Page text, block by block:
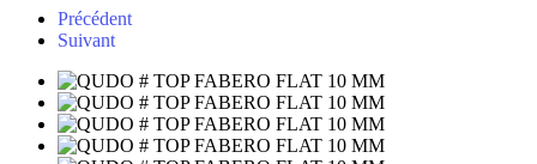
Précédent
Suivant